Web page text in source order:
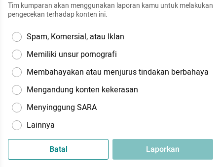
Tim kumparan akan menggunakan laporan kamu untuk melakukan
pengecekan terhadap konten ini.
Spam, Komersial, atau Iklan
Memiliki unsur pornografi
Membahayakan atau menjurus tindakan berbahaya
Mengandung konten kekerasan
Menyinggung SARA
Lainnya
Batal Laporkan